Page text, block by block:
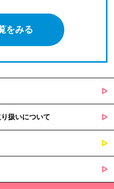
をみる
扱いについて